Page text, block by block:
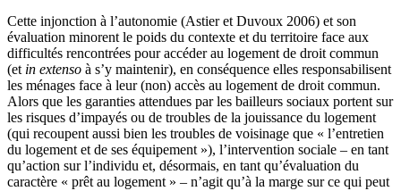
Cette injonction à l’autonomie (Astier et Duvoux 2006) et son
évaluation minorent le poids du contexte et du territoire face aux
difficultés rencontrées pour accéder au logement de droit commun
(et in extenso à s’y maintenir), en conséquence elles responsabilisent
les ménages face à leur (non) accès au logement de droit commun.
Alors que les garanties attendues par les bailleurs sociaux portent sur
les risques d’impayés ou de troubles de la jouissance du logement
(qui recoupent aussi bien les troubles de voisinage que « l’entretien
du logement et de ses équipement »), l’intervention sociale – en tant
qu’action sur l’individu et, désormais, en tant qu’évaluation du
caractère « prêt au logement » – n’agit qu’à la marge sur ce qui peut